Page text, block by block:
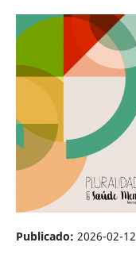
Publicado: 2026-02-12